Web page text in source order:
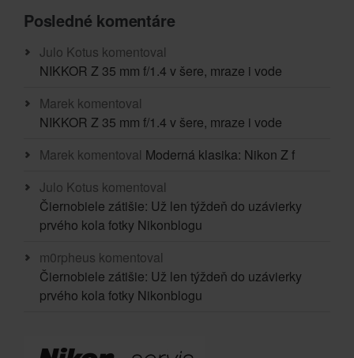
Posledné komentáre
Julo Kotus komentoval
NIKKOR Z 35 mm f/1.4 v šere, mraze i vode
Marek komentoval
NIKKOR Z 35 mm f/1.4 v šere, mraze i vode
Marek komentoval Moderná klasika: Nikon Z f
Julo Kotus komentoval
Čiernobiele zátišie: Už len týždeň do uzávierky
prvého kola fotky Nikonblogu
m0rpheus komentoval
Čiernobiele zátišie: Už len týždeň do uzávierky
prvého kola fotky Nikonblogu